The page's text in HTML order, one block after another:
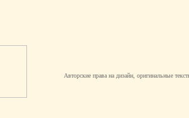
Авторские права на дизайн, оригинальные